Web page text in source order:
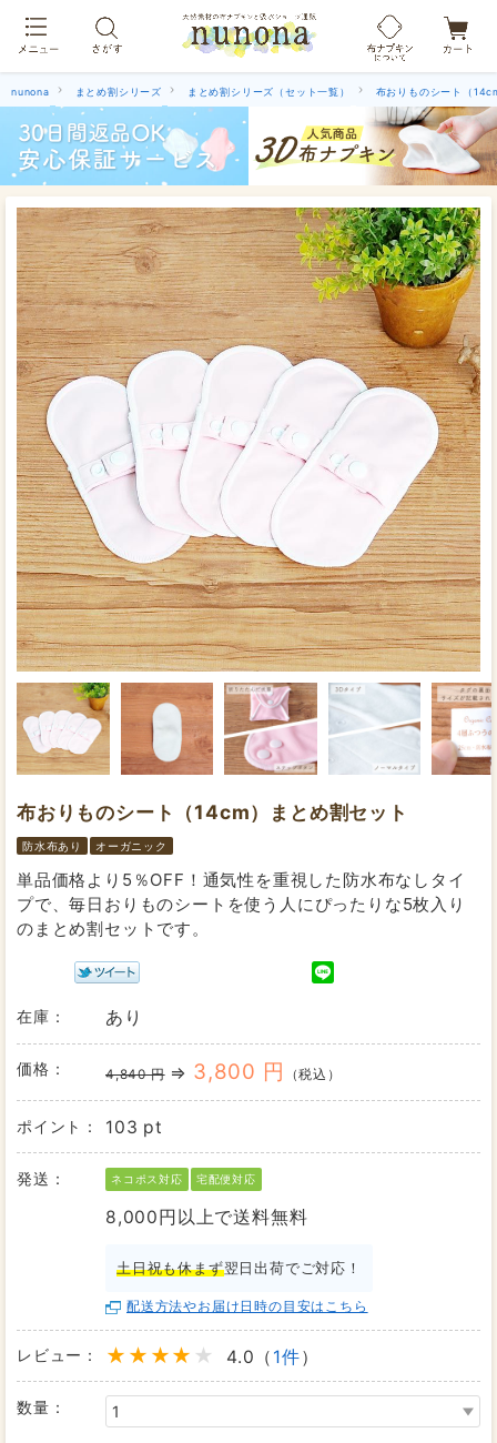
nunona まとめ割シリーズ まとめ割シリーズ（セット一覧） 布おりものシート（
布おりものシート（14cm）まとめ割セット
防水布あり オーガニック
単品価格より5％OFF！通気性を重視した防水布なしタイ
プで、毎日おりものシートを使う人にぴったりな5枚入り
のまとめ割セットです。
在庫： あり
価格： 4,840 円⇒ 3,800 円 （税込）
ポイント： 103 pt
発送： ネコポス対応 宅配便対応
8,000円以上で送料無料
土日祝も休まず翌日出荷でご対応！
配送方法やお届け日時の目安はこちら
レビュー： 4.0（ 1件）
数量：